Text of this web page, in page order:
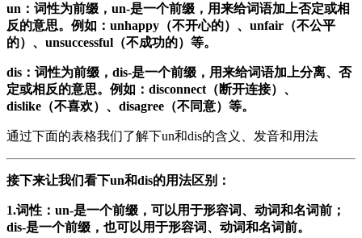
un：词性为前缀，un-是一个前缀，用来给词语加上否定或相
反的意思。例如：unhappy（不开心的）、unfair（不公平
的）、unsuccessful（不成功的）等。
dis：词性为前缀，dis-是一个前缀，用来给词语加上分离、否
定或相反的意思。例如：disconnect（断开连接）、
dislike（不喜欢）、disagree（不同意）等。
通过下面的表格我们了解下un和dis的含义、发音和用法
接下来让我们看下un和dis的用法区别：
1.词性：un-是一个前缀，可以用于形容词、动词和名词前；
dis-是一个前缀，也可以用于形容词、动词和名词前。